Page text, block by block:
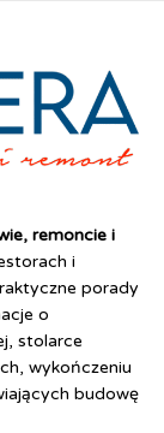
remoncie i
i
porady
o
stolarce
wykończeniu
budowę